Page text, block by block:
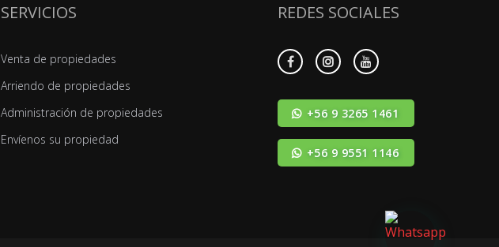
SERVICIOS
Venta de propiedades
Arriendo de propiedades
Administración de propiedades
Envíenos su propiedad
REDES SOCIALES
+56 9 3265 1461
+56 9 9551 1146